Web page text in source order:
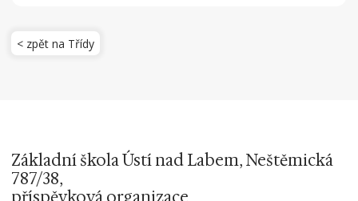
< zpět na Třídy
Základní škola Ústí nad Labem, Neštěmická
787/38,